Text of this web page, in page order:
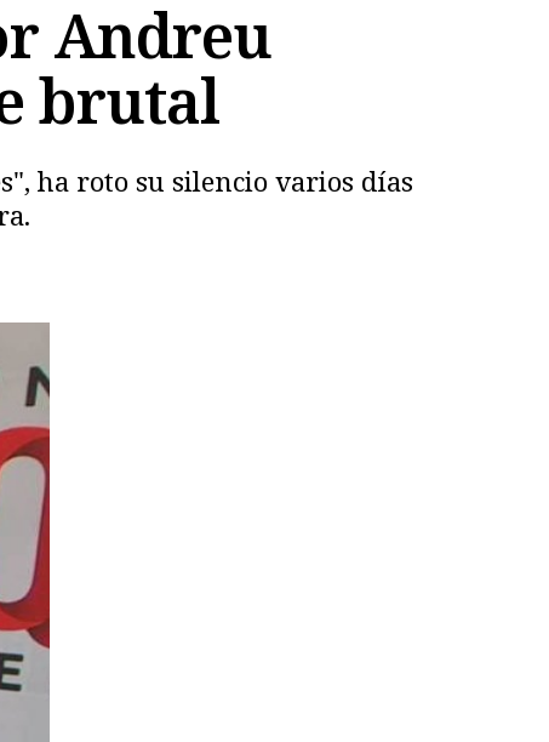
Andreu
brutal
ha roto su silencio varios días